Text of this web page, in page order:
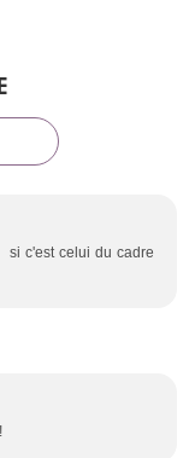
c'est celui du cadre